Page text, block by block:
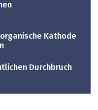
Kathode
Durchbruch